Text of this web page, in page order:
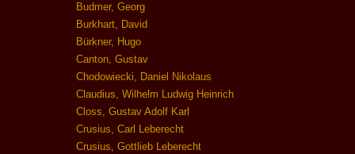
Budmer, Georg
Burkhart, David
Bürkner, Hugo
Canton, Gustav
Chodowiecki, Daniel Nikolaus
Claudius, Wilhelm Ludwig Heinrich
Closs, Gustav Adolf Karl
Crusius, Carl Leberecht
Crusius, Gottlieb Leberecht